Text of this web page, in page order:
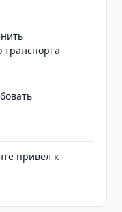
привел к